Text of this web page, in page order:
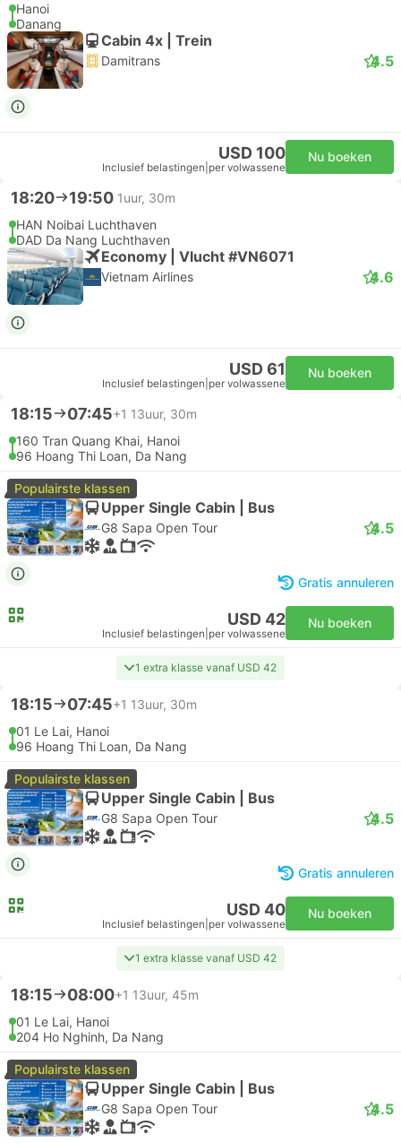
Hanoi
Danang
Cabin 4x | Trein
Damitrans 4.5
USD 100
Inclusief belastingen per volwassene
Nu boeken
18:20 19:50 1uur, 30m
HAN Noibai Luchthaven
DAD Da Nang Luchthaven
Economy | Vlucht #VN6071
Vietnam Airlines 4.6
USD 61
Inclusief belastingen per volwassene
Nu boeken
18:15 07:45+1 13uur, 30m
160 Tran Quang Khai, Hanoi
96 Hoang Thi Loan, Da Nang
Populairste klassen
Upper Single Cabin | Bus
G8 Sapa Open Tour 4.5
Gratis annuleren
USD 42
Inclusief belastingen per volwassene
Nu boeken
1 extra klasse vanaf USD 42
18:15 07:45+1 13uur, 30m
01 Le Lai, Hanoi
96 Hoang Thi Loan, Da Nang
Populairste klassen
Upper Single Cabin | Bus
G8 Sapa Open Tour 4.5
Gratis annuleren
USD 40
Inclusief belastingen per volwassene
Nu boeken
1 extra klasse vanaf USD 42
18:15 08:00+1 13uur, 45m
01 Le Lai, Hanoi
204 Ho Nghinh, Da Nang
Populairste klassen
Upper Single Cabin | Bus
G8 Sapa Open Tour 4.5